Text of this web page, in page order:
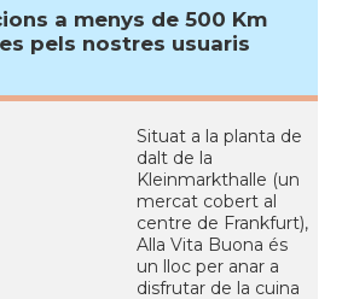
a menys de 500 Km
pels nostres usuaris
Situat a la planta de
dalt de la
Kleinmarkthalle (un
mercat cobert al
centre de Frankfurt),
Alla Vita Buona és
un lloc per anar a
disfrutar de la cuina